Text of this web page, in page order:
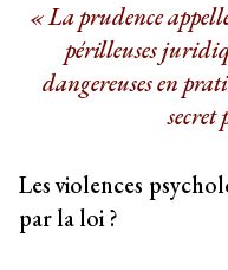
«La prudence
périlleuses
dangereuses en
secret
Les violences
par la loi ?